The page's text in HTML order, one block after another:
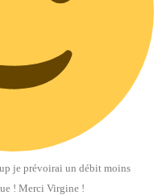
je pré­voi­rai un débit moins
! Mer­ci Vir­gine !